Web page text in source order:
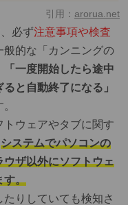
引用： arorua.net
必ず注意事項や検査
般的な「カンニングの
「一度開始したら途中
と自動終了になる」
ウェアやタブに関す
システムでパソコンの
ザ以外にソフトウェ
す。
りしていても検知さ